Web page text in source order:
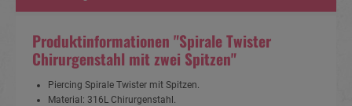
Produktinformationen "Spirale Twister
Chirurgenstahl mit zwei Spitzen"
Piercing Spirale Twister mit Spitzen.
Material: 316L Chirurgenstahl.